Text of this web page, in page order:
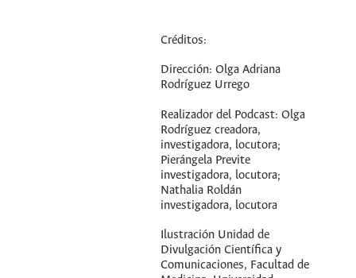
Créditos:
Dirección: Olga Adriana
Rodríguez Urrego
Realizador del Podcast: Olga
Rodríguez creadora,
investigadora, locutora;
Pierángela Previte
investigadora, locutora;
Nathalia Roldán
investigadora, locutora
Ilustración Unidad de
Divulgación Científica y
Comunicaciones, Facultad de